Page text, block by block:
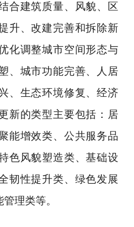
建筑质量、风貌、区
升、改建完善和拆除新
化调整城市空间形态与
、城市功能完善、人居
、生态环境修复、经济
新的类型主要包括：居
能增效类、公共服务品
色风貌塑造类、基础设
韧性提升类、绿色发展
理类等。